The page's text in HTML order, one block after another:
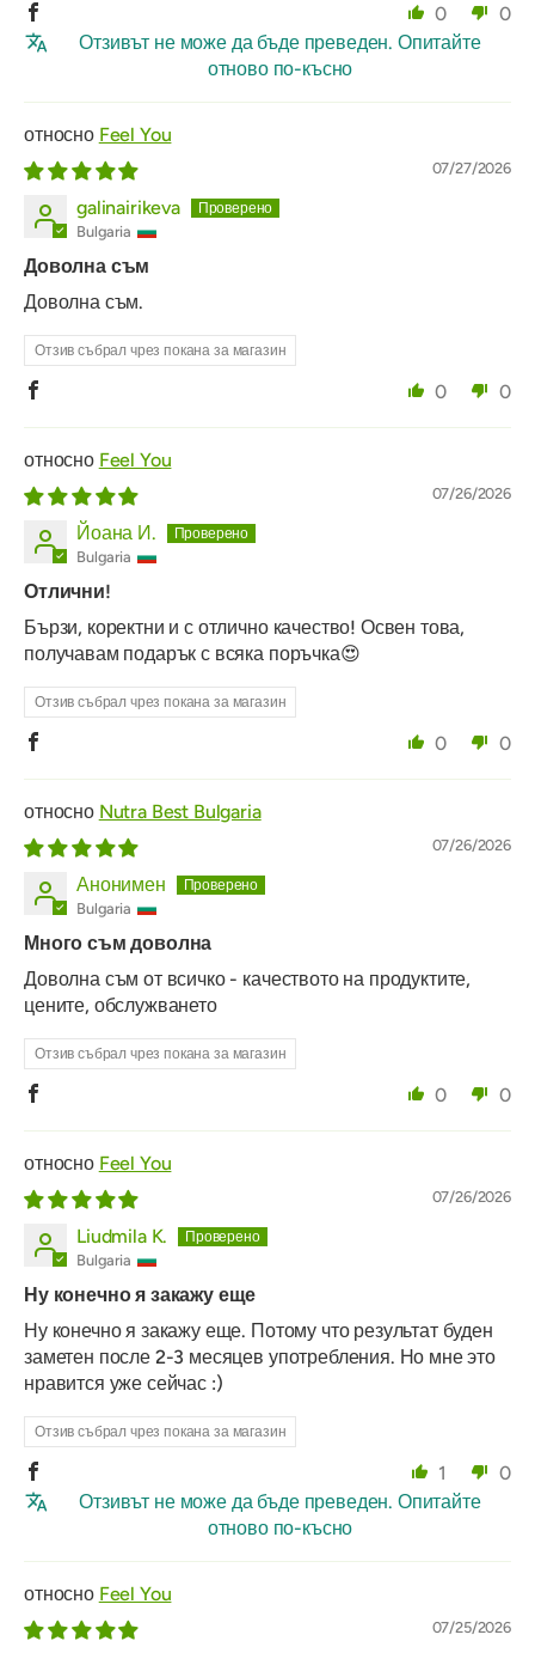
0
0
Отзивът не може да бъде преведен. Опитайте
отново по-късно
Feel You
07/27/2026
galinairikeva
Bulgaria
Доволна съм
Доволна съм.
Отзив събрал чрез покана за магазин
0 0
Feel You
07/26/2026
Йоана И.
Bulgaria
Отлични!
Бързи, коректни и с отлично качество! Освен това,
получавам подарък с всяка поръчка😍
Отзив събрал чрез покана за магазин
0 0
Nutra Best Bulgaria
07/26/2026
Анонимен
Bulgaria
Много съм доволна
Доволна съм от всичко - качеството на продуктите,
цените, обслужването
Отзив събрал чрез покана за магазин
0 0
Feel You
07/26/2026
Liudmila K.
Bulgaria
Ну конечно я закажу еще
Ну конечно я закажу еще. Потому что результат буден
заметен после 2-3 месяцев употребления. Но мне это
нравится уже сейчас :)
Отзив събрал чрез покана за магазин
1
0
Отзивът не може да бъде преведен. Опитайте
отново по-късно
Feel You
07/25/2026